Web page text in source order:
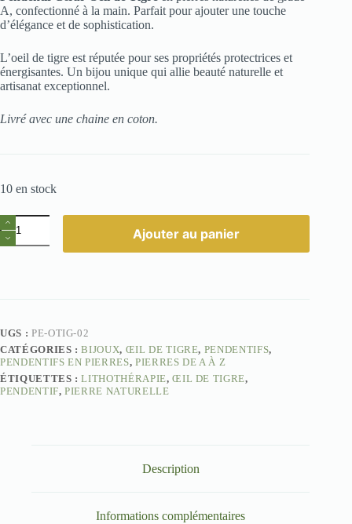
A, confectionné à la main. Parfait pour ajouter une touche
d’élégance et de sophistication.
L’oeil de tigre est réputée pour ses propriétés protectrices et
énergisantes. Un bijou unique qui allie beauté naturelle et
artisanat exceptionnel.
Livré avec une chaine en coton.
10 en stock
quantité
de
Pendentif
Ajouter au panier
UGS : PE-OTIG-02
CATÉGORIES :BIJOUX, ŒIL DE TIGRE, PENDENTIFS,
PENDENTIFS EN PIERRES, PIERRES DE A À Z
ÉTIQUETTES :LITHOTHÉRAPIE,ŒIL DE TIGRE,
PENDENTIF,PIERRE NATURELLE
Description
Informations complémentaires